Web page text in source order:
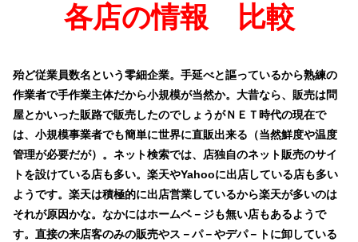
各店の情報 比較
殆ど従業員数名という零細企業。手延べと謳っているから熟練の
作業者で手作業主体だから小規模が当然か。大昔なら、販売は問
屋とかいった販路で販売したのでしょうがＮＥＴ時代の現在で
は、小規模事業者でも簡単に世界に直販出来る（当然鮮度や温度
管理が必要だが）。ネット検索では、店独自のネット販売のサイ
トを設けている店も多い。楽天やYahooに出店している店も多い
ようです。楽天は積極的に出店営業しているから楽天が多いのは
それが原因かな。なかにはホームベ－ジも無い店もあるようで
す。直接の来店客のみの販売やス－パ－やデパ－トに卸している